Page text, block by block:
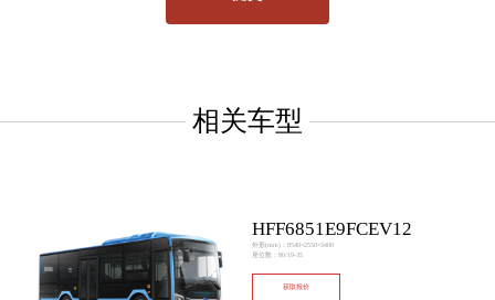
相关车型
HFF6851E9FCEV12
外形(mm)：8540×2550×3400
座位数：80/19-35
获取报价